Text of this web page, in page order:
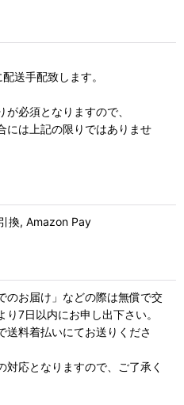
送手配致します。
必須となりますので、
には上記の限りではありませ
換, Amazon Pay
のお届け」などの際は無償で交
7日以内にお申し出下さい。
送料着払いにてお送りくださ
対応となりますので、ご了承く